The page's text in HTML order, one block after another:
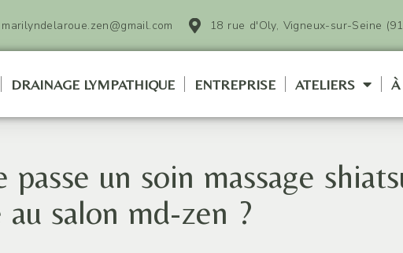
marilyndelaroue.zen@gmail.com 18 rue d'Oly, Vigneux-sur-Seine
DRAINAGE LYMPATHIQUE ENTREPRISE ATELIERS À
passe un soin massage
salon md-zen ?